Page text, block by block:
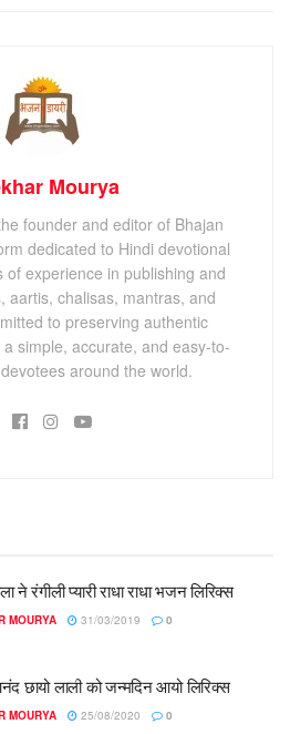
Mourya
founder and editor of Bhajan
dedicated to Hindi devotional
of experience in publishing and
aartis, chalisas, mantras, and
to preserving authentic
simple, accurate, and easy-to-
around the world.
ने रंगीली प्यारी राधा राधा भजन लिरिक्स
MOURYA 31/03/2019 0
छायो लाली को जन्मदिन आयो लिरिक्स
MOURYA 25/08/2020 0